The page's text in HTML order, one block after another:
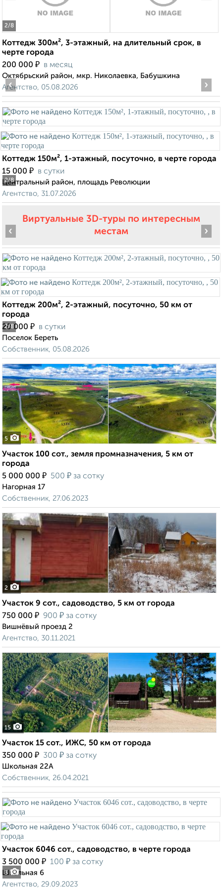
2/8
Коттедж 300м², 3-этажный, на длительный срок, в
черте города
200 000 ₽ в месяц
Октябрьский район, мкр. Николаевка, Бабушкина
Агентство, 05.08.2026
2/8
‹ ›
Коттедж 150м², 1-этажный, посуточно, в черте города
15 000 ₽ в сутки
Центральный район, площадь Революции
Агентство, 31.07.2026
Виртуальные 3D-туры по интересным
местам
2/8
‹ ›
Коттедж 200м², 2-этажный, посуточно, 50 км от
города
20 000 ₽ в сутки
Поселок Береть
Собственник, 05.08.2026
5
Участок 100 сот., земля промназначения, 5 км от
города
5 000 000 ₽ 500 ₽ за сотку
Нагорная 17
Собственник, 27.06.2023
2
Участок 9 сот., садоводство, 5 км от города
750 000 ₽ 900 ₽ за сотку
Вишнёвый проезд 2
Агентство, 30.11.2021
15
Участок 15 сот., ИЖС, 50 км от города
350 000 ₽ 300 ₽ за сотку
Школьная 22А
Собственник, 26.04.2021
3
Участок 6046 сот., садоводство, в черте города
3 500 000 ₽ 100 ₽ за сотку
Школьная 6
Агентство, 29.09.2023